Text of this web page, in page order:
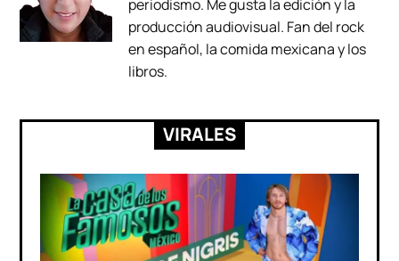
periodismo. Me gusta la edición y la
producción audiovisual. Fan del rock
en español, la comida mexicana y los
libros.
VIRALES